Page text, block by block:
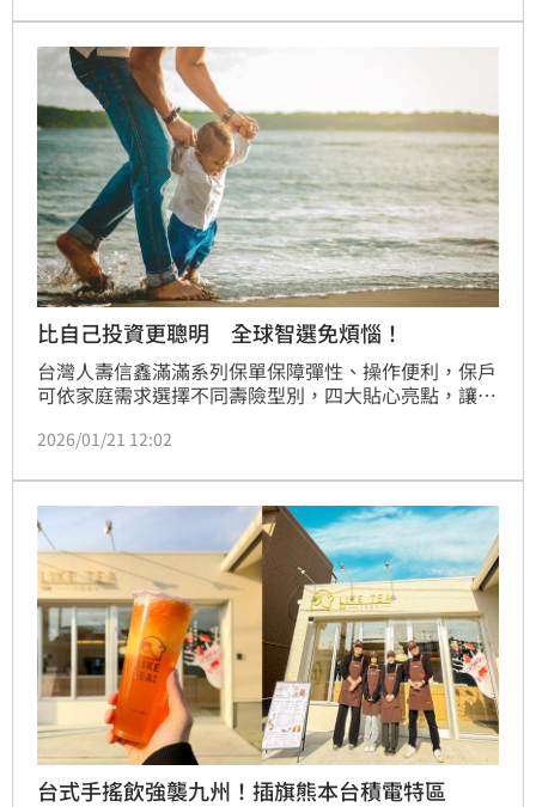
將優於過去五年區間，呈現「淡季不淡」的態勢。市場
緊盯鴻海3月赴美參與NVIDIA GTC 2026大會，期待更
多AI相關合作與新品消息，有望為營運再添動能。
比自己投資更聰明 全球智選免煩惱！
台灣人壽信鑫滿滿系列保單保障彈性、操作便利，保戶
可依家庭需求選擇不同壽險型別，四大貼心亮點，讓保
滿」系列保單，攜手聯博投信推出「全球智選（美元）
金）（撥回率或撥回金額非固定）」，結合智能動態資
產配置與風險緩解策略，在全球政經局勢多變下，滿足
客戶「穩健投資」與「保障到位」雙重需求。
2026/01/21 12:02
台式手搖飲強襲九州！插旗熊本台積電特區